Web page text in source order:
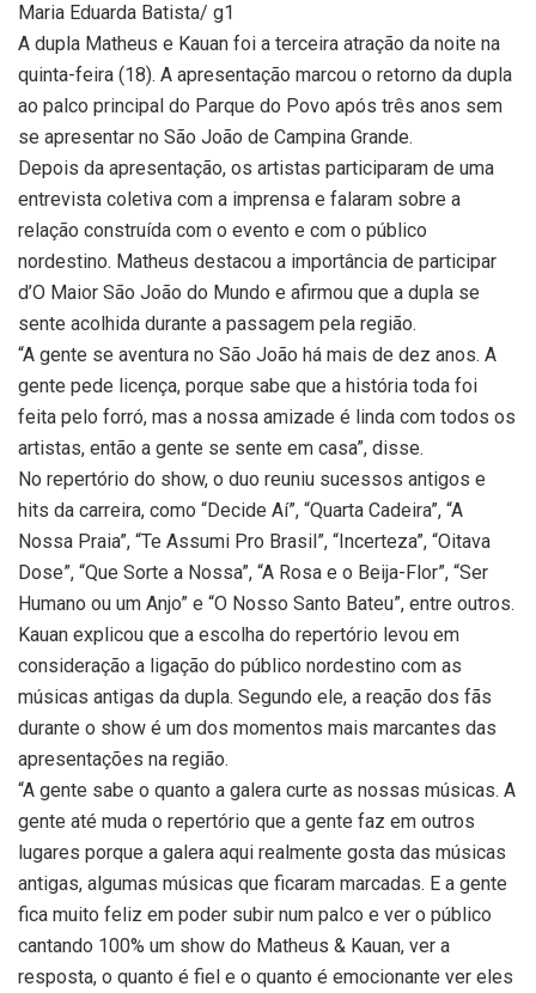
Maria Eduarda Batista/ g1
A dupla Matheus e Kauan foi a terceira atração da noite na
quinta-feira (18). A apresentação marcou o retorno da dupla
ao palco principal do Parque do Povo após três anos sem
se apresentar no São João de Campina Grande.
Depois da apresentação, os artistas participaram de uma
entrevista coletiva com a imprensa e falaram sobre a
relação construída com o evento e com o público
nordestino. Matheus destacou a importância de participar
d’O Maior São João do Mundo e afirmou que a dupla se
sente acolhida durante a passagem pela região.
“A gente se aventura no São João há mais de dez anos. A
gente pede licença, porque sabe que a história toda foi
feita pelo forró, mas a nossa amizade é linda com todos os
artistas, então a gente se sente em casa”, disse.
No repertório do show, o duo reuniu sucessos antigos e
hits da carreira, como “Decide Aí”, “Quarta Cadeira”, “A
Nossa Praia”, “Te Assumi Pro Brasil”, “Incerteza”, “Oitava
Dose”, “Que Sorte a Nossa”, “A Rosa e o Beija-Flor”, “Ser
Humano ou um Anjo” e “O Nosso Santo Bateu”, entre outros.
Kauan explicou que a escolha do repertório levou em
consideração a ligação do público nordestino com as
músicas antigas da dupla. Segundo ele, a reação dos fãs
durante o show é um dos momentos mais marcantes das
apresentações na região.
“A gente sabe o quanto a galera curte as nossas músicas. A
gente até muda o repertório que a gente faz em outros
lugares porque a galera aqui realmente gosta das músicas
antigas, algumas músicas que ficaram marcadas. E a gente
fica muito feliz em poder subir num palco e ver o público
cantando 100% um show do Matheus & Kauan, ver a
resposta, o quanto é fiel e o quanto é emocionante ver eles